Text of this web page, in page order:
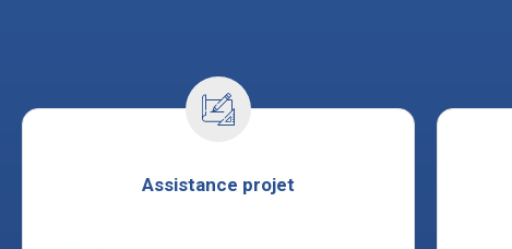
Assistance projet